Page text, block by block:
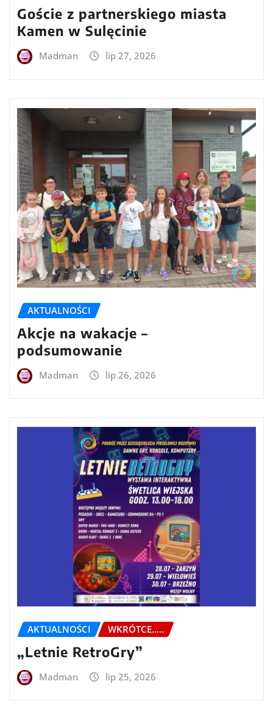
Goście z partnerskiego miasta
Kamen w Sulęcinie
Madman lip 27, 2026
AKTUALNOŚCI
Akcje na wakacje –
podsumowanie
Madman lip 26, 2026
AKTUALNOŚCI WKRÓTCE.....
„Letnie RetroGry”
Madman lip 25, 2026